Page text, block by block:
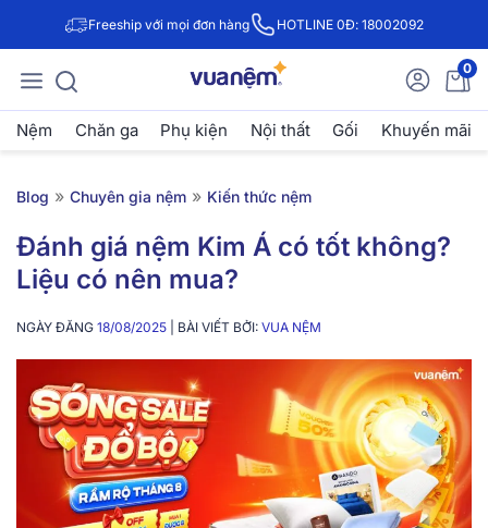
Freeship với mọi đơn hàng HOTLINE 0Đ: 18002092
0
Nệm Chăn ga Phụ kiện Nội thất Gối Khuyến mãi
Blog » Chuyên gia nệm » Kiến thức nệm
Đánh giá nệm Kim Á có tốt không?
Liệu có nên mua?
NGÀY ĐĂNG 18/08/2025 | BÀI VIẾT BỞI: VUA NỆM